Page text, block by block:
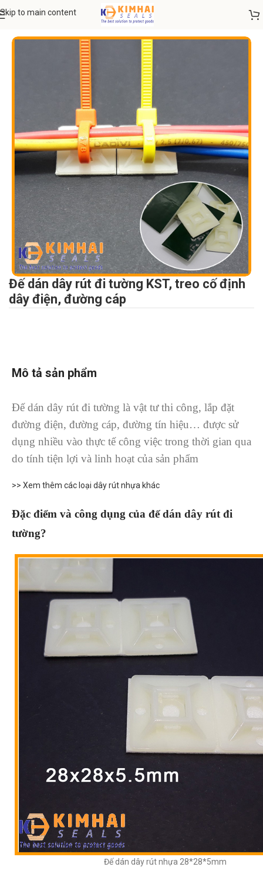
Skip to main content
DÂY RÚT NHỰA - DÂY RÚT INOX
Đế dán dây rút đi tường KST, treo cố định
dây điện, đường cáp
Mô tả sản phẩm
Đế dán dây rút đi tường là vật tư thi công, lắp đặt
đường điện, đường cáp, đường tín hiệu… được sử
dụng nhiều vào thực tế công việc trong thời gian qua
do tính tiện lợi và linh hoạt của sản phẩm
>> Xem thêm các loại dây rút nhựa khác
Đặc điểm và công dụng của đế dán dây rút đi
tường?
Đế dán dây rút nhựa 28*28*5mm